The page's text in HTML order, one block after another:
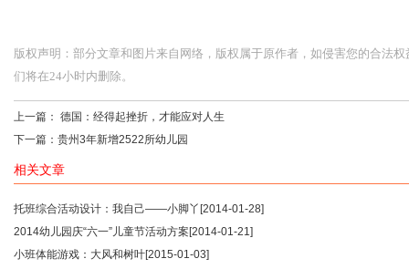
版权声明：部分文章和图片来自网络，版权属于原作者，如侵害您的合法
们将在24小时内删除。
上一篇： 德国：经得起挫折，才能应对人生
下一篇： 贵州3年新增2522所幼儿园
相关文章
托班综合活动设计：我自己——小脚丫 [2014-01-28]
2014幼儿园庆“六一”儿童节活动方案 [2014-01-21]
小班体能游戏：大风和树叶[2015-01-03]